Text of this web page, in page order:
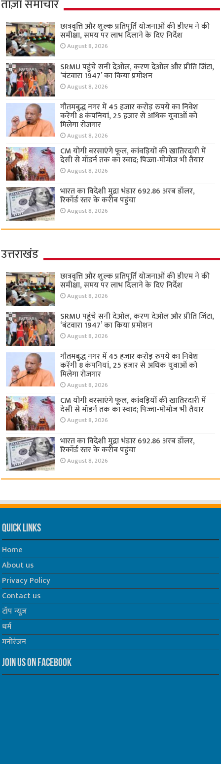
ताज़ा समाचार
छात्रवृत्ति और शुल्क प्रतिपूर्ति योजनाओं की डीएम ने की
समीक्षा, समय पर लाभ दिलाने के दिए निर्देश
August 8, 2026
SRMU पहुंचे सनी देओल, करण देओल और प्रीति जिंटा,
‘बंटवारा 1947’ का किया प्रमोशन
August 8, 2026
गौतमबुद्ध नगर में 45 हजार करोड़ रुपये का निवेश
करेंगी 8 कंपनियां, 25 हजार से अधिक युवाओं को
मिलेगा रोजगार
August 8, 2026
CM योगी बरसाएंगे फूल, कांवड़ियों की खातिरदारी में
देसी से मॉडर्न तक का स्वाद; पिज्जा-मोमोज भी तैयार
August 8, 2026
भारत का विदेशी मुद्रा भंडार 692.86 अरब डॉलर,
रिकॉर्ड स्तर के करीब पहुंचा
August 8, 2026
उत्तराखंड
छात्रवृत्ति और शुल्क प्रतिपूर्ति योजनाओं की डीएम ने की
समीक्षा, समय पर लाभ दिलाने के दिए निर्देश
August 8, 2026
SRMU पहुंचे सनी देओल, करण देओल और प्रीति जिंटा,
‘बंटवारा 1947’ का किया प्रमोशन
August 8, 2026
गौतमबुद्ध नगर में 45 हजार करोड़ रुपये का निवेश
करेंगी 8 कंपनियां, 25 हजार से अधिक युवाओं को
मिलेगा रोजगार
August 8, 2026
CM योगी बरसाएंगे फूल, कांवड़ियों की खातिरदारी में
देसी से मॉडर्न तक का स्वाद; पिज्जा-मोमोज भी तैयार
August 8, 2026
भारत का विदेशी मुद्रा भंडार 692.86 अरब डॉलर,
रिकॉर्ड स्तर के करीब पहुंचा
August 8, 2026
Quick Links
Home
About us
Privacy Policy
Contact us
टॉप न्यूज़
धर्म
मनोरंजन
Join us on Facebook